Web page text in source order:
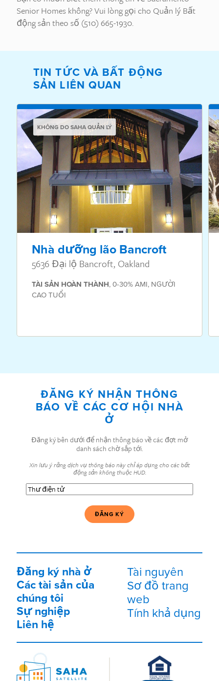
Senior Homes không? Vui lòng gọi cho Quản lý Bất
động sản theo số (510) 665-1930.
TIN TỨC VÀ BẤT ĐỘNG
SẢN LIÊN QUAN
KHÔNG DO SAHA QUẢN LÝ
Nhà dưỡng lão Bancroft
5636 Đại lộ Bancroft, Oakland
TÀI SẢN HOÀN THÀNH,0-30% AMI, NGƯỜI
CAO TUỔI
ĐĂNG KÝ NHẬN THÔNG
BÁO VỀ CÁC CƠ HỘI NHÀ
Ở
Đăng ký bên dưới để nhận thông báo về các đợt mở
danh sách chờ sắp tới.
Xin lưu ý rằng dịch vụ thông báo này chỉ áp dụng cho các bất
động sản không thuộc HUD.
Thư
điện
Đăng ký nhà ở
Các tài sản của
chúng tôi
Sự nghiệp
Liên hệ
Tài nguyên
Sơ đồ trang
web
Tính khả dụng